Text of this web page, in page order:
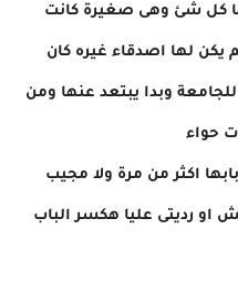
كل شئ وهى صغيرة كانت
يكن لها اصدقاء غيره كان
وبدا يبتعد عنها ومن
حواء
اكثر من مرة ولا مجيب
او رديتى عليا هكسر الباب